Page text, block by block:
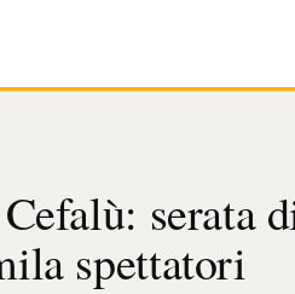
serata
spettatori